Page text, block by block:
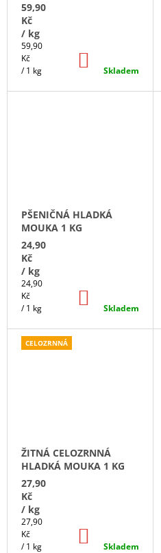
59,90
Kč
/ kg
Měrná
cena:
59,90
Kč
/ 1 kg
KOŠÍKU
Skladem
PŠENIČNÁ HLADKÁ
MOUKA 1 KG
24,90
Kč
/ kg
Měrná
cena:
24,90
Kč
/ 1 kg
KOŠÍKU
Skladem
CELOZRNNÁ
ŽITNÁ CELOZRNNÁ
HLADKÁ MOUKA 1 KG
27,90
Kč
/ kg
Měrná
cena:
27,90
Kč
/ 1 kg
KOŠÍKU
Skladem